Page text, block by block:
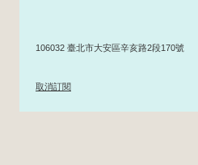
106032 臺北市大安區辛亥路2段170號
取消訂閱